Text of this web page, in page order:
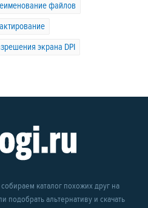
файлов
экрана DPI
каталог похожих друг на
подобрать альтернативу и скачать